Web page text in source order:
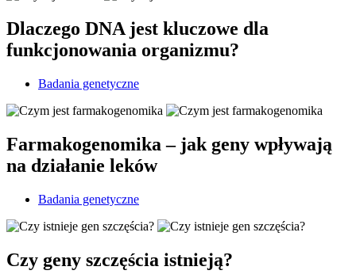
Dlaczego DNA jest kluczowe dla
funkcjonowania organizmu?
Badania genetyczne
Farmakogenomika – jak geny wpływają
na działanie leków
Badania genetyczne
Czy geny szczęścia istnieją?